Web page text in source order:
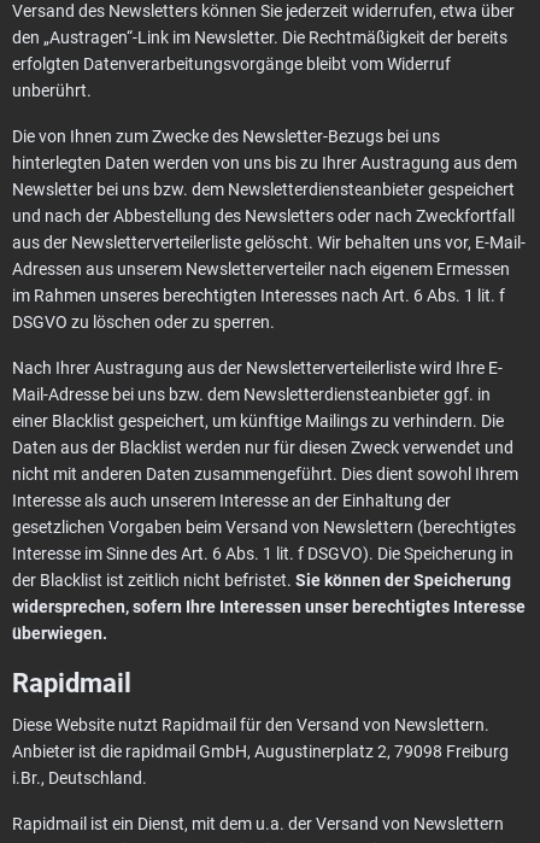
Versand des Newsletters können Sie jederzeit widerrufen, etwa über
den „Austragen“-Link im Newsletter. Die Rechtmäßigkeit der bereits
erfolgten Datenverarbeitungsvorgänge bleibt vom Widerruf
unberührt.
Die von Ihnen zum Zwecke des Newsletter-Bezugs bei uns
hinterlegten Daten werden von uns bis zu Ihrer Austragung aus dem
Newsletter bei uns bzw. dem Newsletterdiensteanbieter gespeichert
und nach der Abbestellung des Newsletters oder nach Zweckfortfall
aus der Newsletterverteilerliste gelöscht. Wir behalten uns vor, E-Mail-
Adressen aus unserem Newsletterverteiler nach eigenem Ermessen
im Rahmen unseres berechtigten Interesses nach Art. 6 Abs. 1 lit. f
DSGVO zu löschen oder zu sperren.
Nach Ihrer Austragung aus der Newsletterverteilerliste wird Ihre E-
Mail-Adresse bei uns bzw. dem Newsletterdiensteanbieter ggf. in
einer Blacklist gespeichert, um künftige Mailings zu verhindern. Die
Daten aus der Blacklist werden nur für diesen Zweck verwendet und
nicht mit anderen Daten zusammengeführt. Dies dient sowohl Ihrem
Interesse als auch unserem Interesse an der Einhaltung der
gesetzlichen Vorgaben beim Versand von Newslettern (berechtigtes
Interesse im Sinne des Art. 6 Abs. 1 lit. f DSGVO). Die Speicherung in
der Blacklist ist zeitlich nicht befristet. Sie können der Speicherung
widersprechen, sofern Ihre Interessen unser berechtigtes Interesse
überwiegen.
Rapidmail
Diese Website nutzt Rapidmail für den Versand von Newslettern.
Anbieter ist die rapidmail GmbH, Augustinerplatz 2, 79098 Freiburg
i.Br., Deutschland.
Rapidmail ist ein Dienst, mit dem u.a. der Versand von Newslettern